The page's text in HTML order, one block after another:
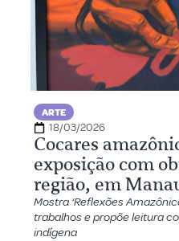
ARTE
18/03/2026
Cocares
exposição com
região, em
Mostra ‘Reflexões
trabalhos e propõe leitura
indígena